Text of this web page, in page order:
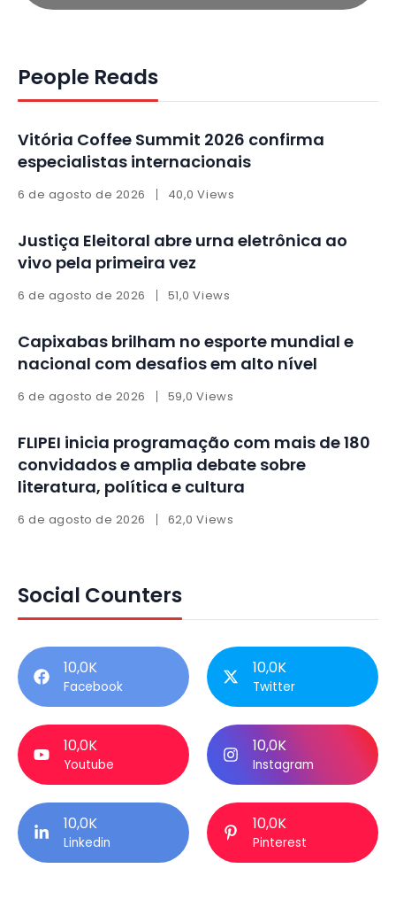
People Reads
Vitória Coffee Summit 2026 confirma
especialistas internacionais
6 de agosto de 2026 40,0 Views
Justiça Eleitoral abre urna eletrônica ao
vivo pela primeira vez
6 de agosto de 2026 51,0 Views
Capixabas brilham no esporte mundial e
nacional com desafios em alto nível
6 de agosto de 2026 59,0 Views
FLIPEI inicia programação com mais de 180
convidados e amplia debate sobre
literatura, política e cultura
6 de agosto de 2026 62,0 Views
Social Counters
10,0K
Facebook
10,0K
Twitter
10,0K
Youtube
10,0K
Instagram
10,0K
Linkedin
10,0K
Pinterest